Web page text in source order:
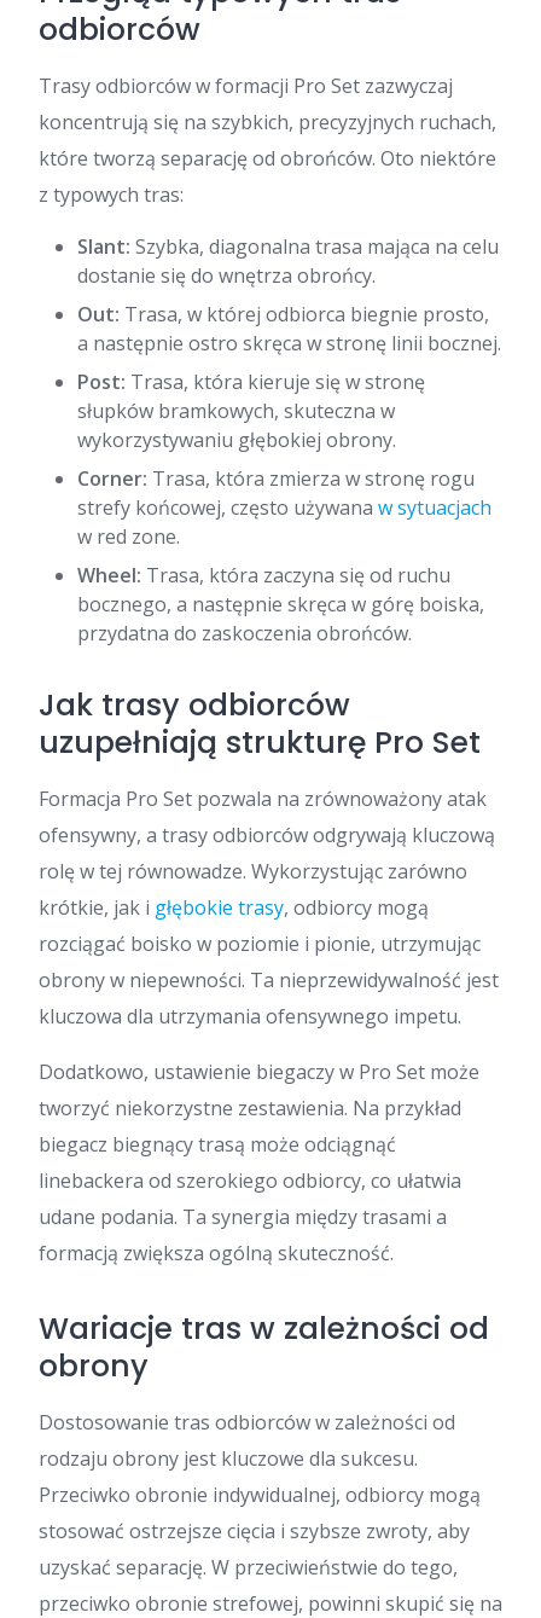
odbiorców
Trasy odbiorców w formacji Pro Set zazwyczaj
koncentrują się na szybkich, precyzyjnych ruchach,
które tworzą separację od obrońców. Oto niektóre
z typowych tras:
Slant: Szybka, diagonalna trasa mająca na celu
dostanie się do wnętrza obrońcy.
Out: Trasa, w której odbiorca biegnie prosto,
a następnie ostro skręca w stronę linii bocznej.
Post: Trasa, która kieruje się w stronę
słupków bramkowych, skuteczna w
wykorzystywaniu głębokiej obrony.
Corner: Trasa, która zmierza w stronę rogu
strefy końcowej, często używana w sytuacjach
w red zone.
Wheel: Trasa, która zaczyna się od ruchu
bocznego, a następnie skręca w górę boiska,
przydatna do zaskoczenia obrońców.
Jak trasy odbiorców
uzupełniają strukturę Pro Set
Formacja Pro Set pozwala na zrównoważony atak
ofensywny, a trasy odbiorców odgrywają kluczową
rolę w tej równowadze. Wykorzystując zarówno
krótkie, jak i głębokie trasy, odbiorcy mogą
rozciągać boisko w poziomie i pionie, utrzymując
obrony w niepewności. Ta nieprzewidywalność jest
kluczowa dla utrzymania ofensywnego impetu.
Dodatkowo, ustawienie biegaczy w Pro Set może
tworzyć niekorzystne zestawienia. Na przykład
biegacz biegnący trasą może odciągnąć
linebackera od szerokiego odbiorcy, co ułatwia
udane podania. Ta synergia między trasami a
formacją zwiększa ogólną skuteczność.
Wariacje tras w zależności od
obrony
Dostosowanie tras odbiorców w zależności od
rodzaju obrony jest kluczowe dla sukcesu.
Przeciwko obronie indywidualnej, odbiorcy mogą
stosować ostrzejsze cięcia i szybsze zwroty, aby
uzyskać separację. W przeciwieństwie do tego,
przeciwko obronie strefowej, powinni skupić się na